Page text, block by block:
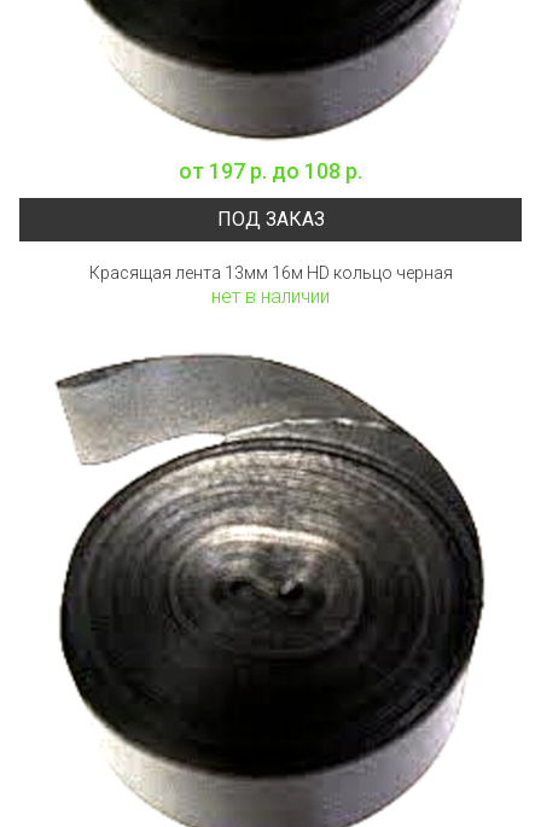
от 197 р. до 108 р.
ПОД ЗАКАЗ
Красящая лента 13мм 16м HD кольцо черная
нет в наличии